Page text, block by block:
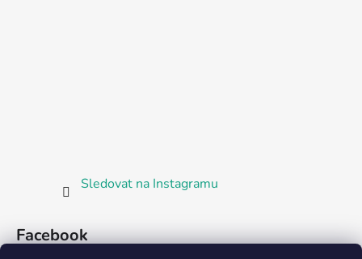
Sledovat na Instagramu
Facebook